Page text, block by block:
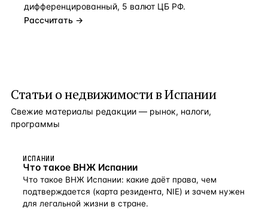
дифференцированный, 5 валют ЦБ РФ.
Рассчитать →
Статьи о недвижимости вИспании
Свежие материалы редакции — рынок, налоги,
программы
ИСПАНИИ
Что такое ВНЖ Испании
Что такое ВНЖ Испании: какие даёт права, чем
подтверждается (карта резидента, NIE) и зачем нужен
для легальной жизни в стране.